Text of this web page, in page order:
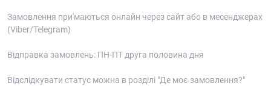
Замовлення при'маються онлайн через сайт або в месенджерах
(Viber/Telegram)
Відправка замовлень: ПН-ПТ друга половина дня
Відслідкувати статус можна в розділі "Де моє замовлення?"